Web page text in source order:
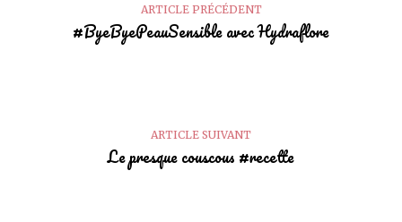
ARTICLE PRÉCÉDENT
#ByeByePeauSensible avec Hydraflore
ARTICLE SUIVANT
Le presque couscous #recette